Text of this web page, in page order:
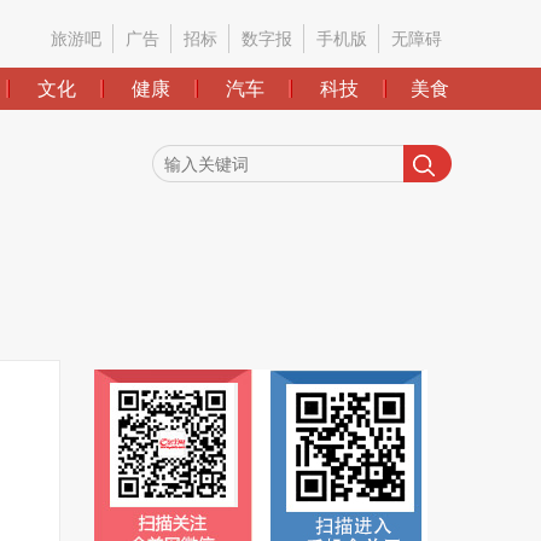
旅游吧 广告 招标 数字报 手机版 无障碍
文化 健康 汽车 科技 美食